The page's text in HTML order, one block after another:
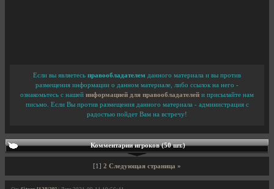
Если вы являетесь правообладателем данного материала и вы против
размещения информации о данном материале, либо ссылок на него -
ознакомьтесь с нашей информацией для правообладателей и присылайте нам
письмо. Если Вы против размещения данного материала - администрация с
радостью пойдет Вам на встречу!
Комментарии игроков (50 шт.)
[1] 2 Следующая страница »